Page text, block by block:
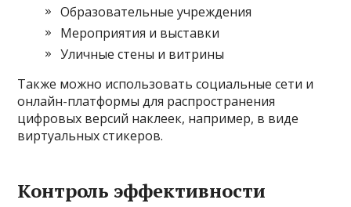
Образовательные учреждения
Мероприятия и выставки
Уличные стены и витрины
Также можно использовать социальные сети и
онлайн-платформы для распространения
цифровых версий наклеек, например, в виде
виртуальных стикеров.
Контроль эффективности